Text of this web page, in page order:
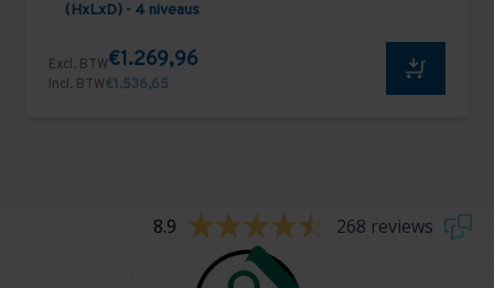
(HxLxD) - 4 niveaus
Excl. BTW€1.269,96
Incl. BTW€1.536,65
8.9 268 reviews